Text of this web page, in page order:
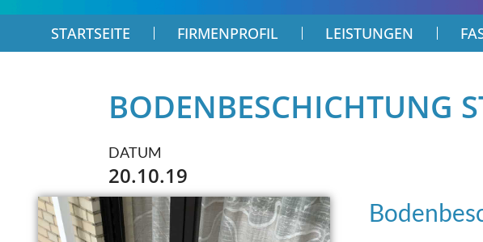
STARTSEITE FIRMENPROFIL LEISTUNGEN
BODENBESCHICHTUNG
DATUM
20.10.19